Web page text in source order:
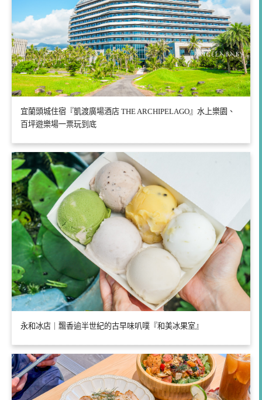
宜蘭頭城住宿『凱渡廣場酒店 THE ARCHIPELAGO』水上樂園、
百坪遊樂場一票玩到底
永和冰店｜飄香逾半世紀的古早味叭噗『和美冰果室』